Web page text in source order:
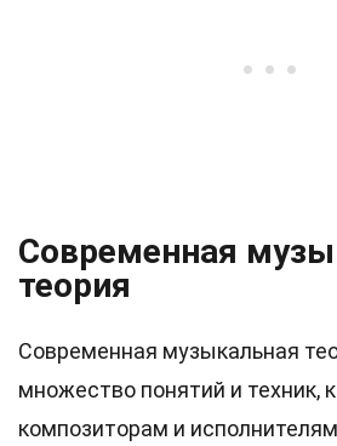
Современная
теория
Современная музыкальная
множество понятий и техник,
композиторам и